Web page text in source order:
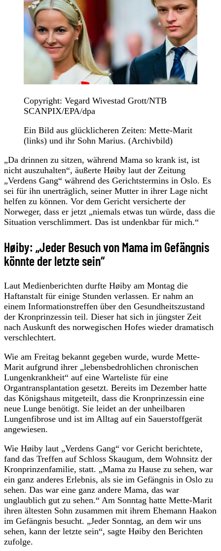
Copyright: Vegard Wivestad Grott/NTB
SCANPIX/EPA/dpa
Ein Bild aus glücklicheren Zeiten: Mette-Marit
(links) und ihr Sohn Marius. (Archivbild)
„Da drinnen zu sitzen, während Mama so krank ist, ist
nicht auszuhalten“, äußerte Høiby laut der Zeitung
„Verdens Gang“ während des Gerichtstermins in Oslo. Es
sei für ihn unerträglich, seiner Mutter in ihrer Lage nicht
helfen zu können. Vor dem Gericht versicherte der
Norweger, dass er jetzt „niemals etwas tun würde, dass die
Situation verschlimmert. Das ist undenkbar für mich.“
Høiby: „Jeder Besuch von Mama im Gefängnis
könnte der letzte sein“
Laut Medienberichten durfte Høiby am Montag die
Haftanstalt für einige Stunden verlassen. Er nahm an
einem Informationstreffen über den Gesundheitszustand
der Kronprinzessin teil. Dieser hat sich in jüngster Zeit
nach Auskunft des norwegischen Hofes wieder dramatisch
verschlechtert.
Wie am Freitag bekannt gegeben wurde, wurde Mette-
Marit aufgrund ihrer „lebensbedrohlichen chronischen
Lungenkrankheit“ auf eine Warteliste für eine
Organtransplantation gesetzt. Bereits im Dezember hatte
das Königshaus mitgeteilt, dass die Kronprinzessin eine
neue Lunge benötigt. Sie leidet an der unheilbaren
Lungenfibrose und ist im Alltag auf ein Sauerstoffgerät
angewiesen.
Wie Høiby laut „Verdens Gang“ vor Gericht berichtete,
fand das Treffen auf Schloss Skaugum, dem Wohnsitz der
Kronprinzenfamilie, statt. „Mama zu Hause zu sehen, war
ein ganz anderes Erlebnis, als sie im Gefängnis in Oslo zu
sehen. Das war eine ganz andere Mama, das war
unglaublich gut zu sehen.“ Am Sonntag hatte Mette-Marit
ihren ältesten Sohn zusammen mit ihrem Ehemann Haakon
im Gefängnis besucht. „Jeder Sonntag, an dem wir uns
sehen, kann der letzte sein“, sagte Høiby den Berichten
zufolge.